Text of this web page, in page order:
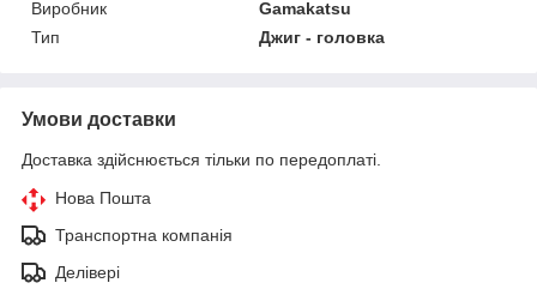
Виробник
Gamakatsu
Тип
Джиг - головка
Умови доставки
Доставка здійснюється тільки по передоплаті.
Нова Пошта
Транспортна компанія
Делівері